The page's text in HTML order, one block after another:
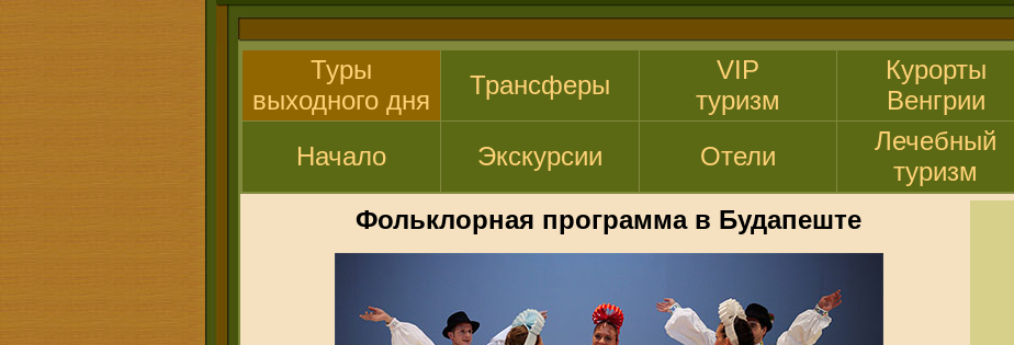
Туры
выходного дня
Трансферы
VIP
туризм
Курорты
Венгрии
Начало
Экскурсии Отели
Лечебный
туризм
Фольклорная программа в Будапеште